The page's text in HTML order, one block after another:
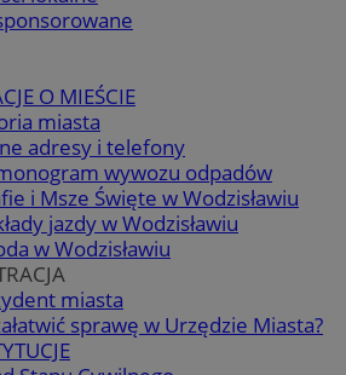
O MIEŚCIE
miasta
adresy i telefony
wywozu odpadów
i Msze Święte w Wodzisławiu
jazdy w Wodzisławiu
w Wodzisławiu
miasta
sprawę w Urzędzie Miasta?